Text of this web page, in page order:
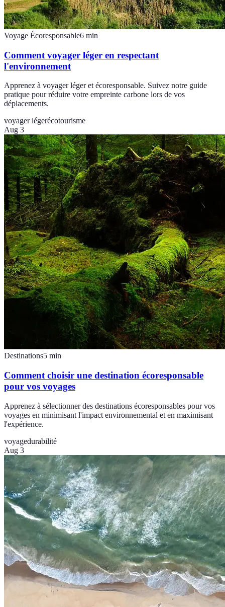
Voyage Écoresponsable6 min
Comment voyager léger en respectant
l'environnement
Apprenez à voyager léger et écoresponsable. Suivez notre guide
pratique pour réduire votre empreinte carbone lors de vos
déplacements.
voyager légerécotourisme
Aug 3
Destinations5 min
Comment choisir une destination écoresponsable
pour vos voyages
Apprenez à sélectionner des destinations écoresponsables pour vos
voyages en minimisant l'impact environnemental et en maximisant
l'expérience.
voyagedurabilité
Aug 3